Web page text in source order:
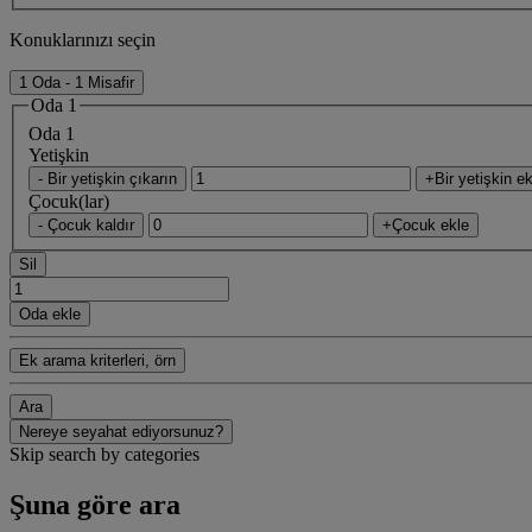
Konuklarınızı seçin
1 Oda - 1 Misafir
Oda 1
Oda 1
Yetişkin
- Bir yetişkin çıkarın +Bir yetişkin
Çocuk(lar)
- Çocuk kaldır +Çocuk ekle
Sil
Oda ekle
Ek arama kriterleri, örn
Ara
Nereye seyahat ediyorsunuz?
Skip search by categories
Şuna göre ara